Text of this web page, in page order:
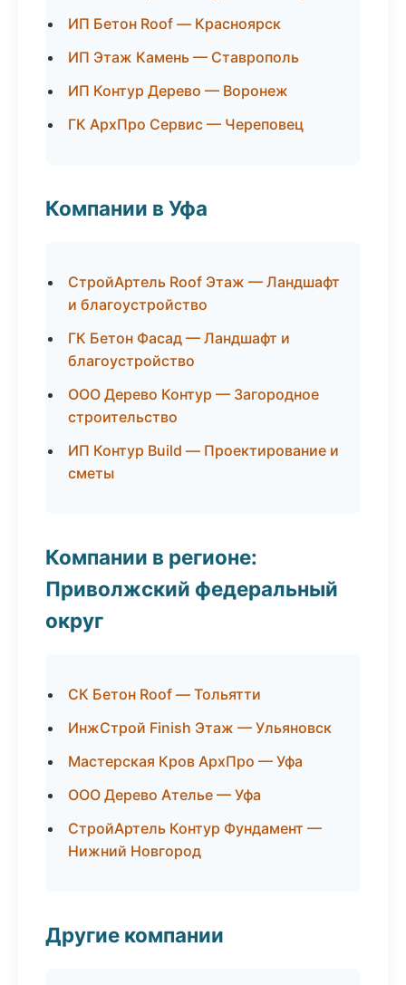
ИП Бетон Roof — Красноярск
ИП Этаж Камень — Ставрополь
ИП Контур Дерево — Воронеж
ГК АрхПро Сервис — Череповец
Компании в Уфа
СтройАртель Roof Этаж — Ландшафт
и благоустройство
ГК Бетон Фасад — Ландшафт и
благоустройство
ООО Дерево Контур — Загородное
строительство
ИП Контур Build — Проектирование и
сметы
Компании в регионе:
Приволжский федеральный
округ
СК Бетон Roof — Тольятти
ИнжСтрой Finish Этаж — Ульяновск
Мастерская Кров АрхПро — Уфа
ООО Дерево Ателье — Уфа
СтройАртель Контур Фундамент —
Нижний Новгород
Другие компании